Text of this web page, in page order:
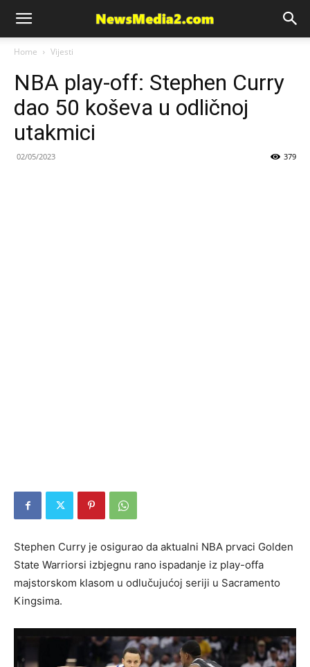
News
Media
Home Vijesti
NBA play-off: Stephen Curry
dao 50 koševa u odličnoj
utakmici
02/05/2023 379
Stephen Curry je osigurao da aktualni NBA prvaci Golden
State Warriorsi izbjegnu rano ispadanje iz play-offa
majstorskom klasom u odlučujućoj seriji u Sacramento
Kingsima.